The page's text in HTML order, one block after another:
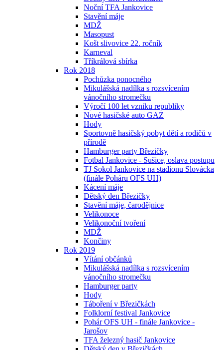
Noční TFA Jankovice
Stavění máje
MDŽ
Masopust
Košt slivovice 22. ročník
Karneval
Tříkrálová sbírka
Rok 2018
Pochůzka ponocného
Mikulášská nadílka s rozsvícením
vánočního stromečku
Výročí 100 let vzniku republiky
Nové hasičské auto GAZ
Hody
Sportovně hasičský pobyt dětí a rodičů v
přírodě
Hamburger party Březičky
Fotbal Jankovice - Sušice, oslava postupu
TJ Sokol Jankovice na stadionu Slovácka
(finále Poháru OFS UH)
Kácení máje
Dětský den Březičky
Stavění máje, čarodějnice
Velikonoce
Velikonoční tvoření
MDŽ
Končiny
Rok 2019
Vítání občánků
Mikulášská nadílka s rozsvícením
vánočního stromečku
Hamburger party
Hody
Táboření v Březičkách
Folklorní festival Jankovice
Pohár OFS UH - finále Jankovice -
Jarošov
TFA železný hasič Jankovice